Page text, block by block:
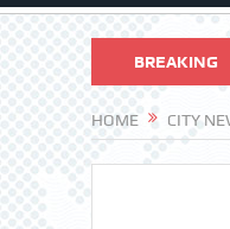
BREAKING
NEWS
TRUST पात्र मतदाताओं
HOME CITY